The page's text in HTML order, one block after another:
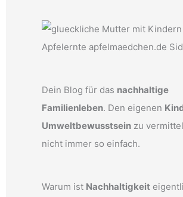
Dein Blog für das nachhaltige
Familienleben. Den eigenen
Umweltbewusstsein zu
nicht immer so einfach.
Warum ist Nachhaltigkeit